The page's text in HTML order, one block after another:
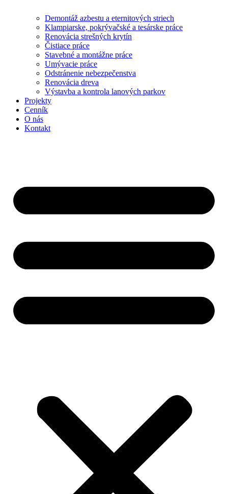
Demontáž azbestu a eternitových striech
Klampiarske, pokrývačské a tesárske práce
Renovácia strešných krytín
Čistiace práce
Stavebné a montážne práce
Umývacie práce
Odstránenie nebezpečenstva
Renovácia dreva
Výstavba a kontrola lanových parkov
Projekty
Cenník
O nás
Kontakt